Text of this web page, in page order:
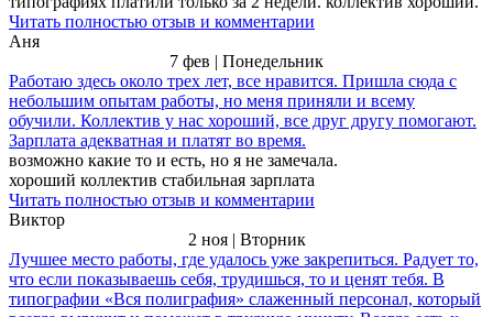
Читать полностью отзыв и комментарии
Аня
7 фев | Понедельник
Работаю здесь около трех лет, все нравится. Пришла сюда с
небольшим опытам работы, но меня приняли и всему
обучили. Коллектив у нас хороший, все друг другу помогают.
Зарплата адекватная и платят во время.
возможно какие то и есть, но я не замечала.
хороший коллектив стабильная зарплата
Читать полностью отзыв и комментарии
Виктор
2 ноя | Вторник
Лучшее место работы, где удалось уже закрепиться. Радует то,
что если показываешь себя, трудишься, то и ценят тебя. В
типографии «Вся полиграфия» слаженный персонал, который